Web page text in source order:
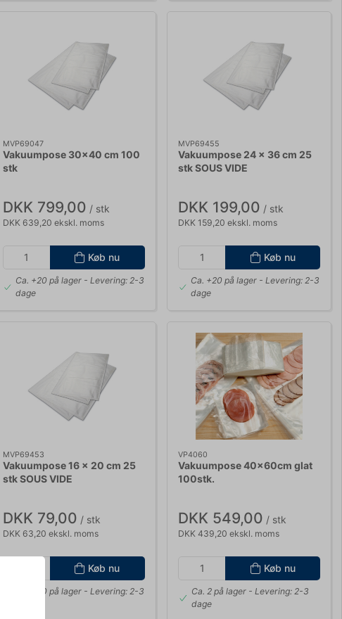
MVP69047
Vakuumpose 30x40 cm 100
stk
DKK 799,00 / stk
DKK 639,20 ekskl. moms
Køb nu
Ca. +20 på lager - Levering: 2-3
dage
MVP69455
Vakuumpose 24 x 36 cm 25
stk SOUS VIDE
DKK 199,00 / stk
DKK 159,20 ekskl. moms
Køb nu
Ca. +20 på lager - Levering: 2-3
dage
MVP69453
Vakuumpose 16 x 20 cm 25
stk SOUS VIDE
DKK 79,00 / stk
DKK 63,20 ekskl. moms
Køb nu
Ca. +20 på lager - Levering: 2-3
VP4060
Vakuumpose 40x60cm glat
100stk.
DKK 549,00 / stk
DKK 439,20 ekskl. moms
Køb nu
Ca. 2 på lager - Levering: 2-3
dage